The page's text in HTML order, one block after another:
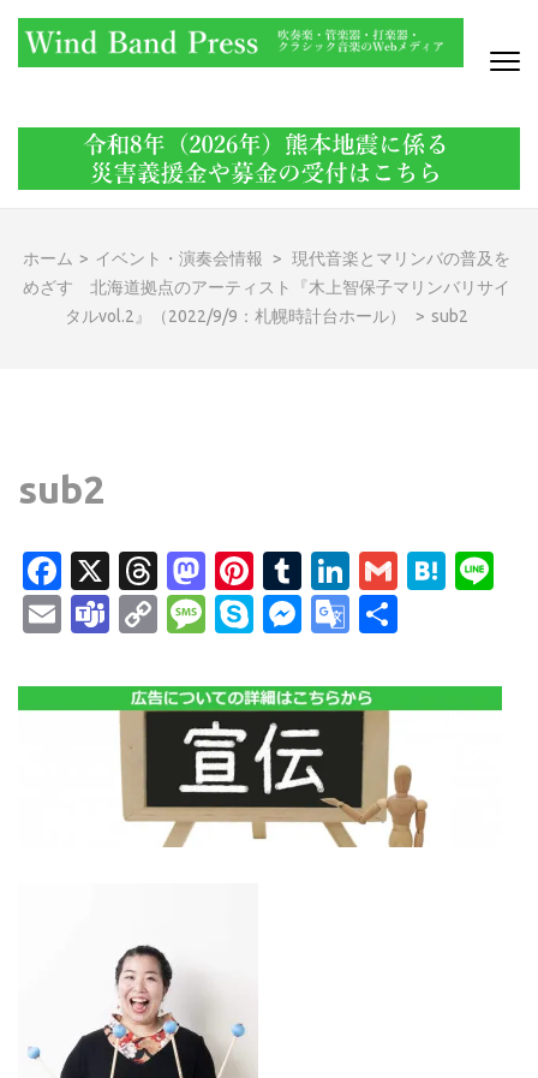
(Enter
ホーム > イベント・演奏会情報 > 現代音楽とマリンバの普及を
めざす 北海道拠点のアーティスト『木上智保子マリンバリサイ
タルvol.2』（2022/9/9：札幌時計台ホール）
> sub2
sub2
Facebook
X Threads
Mastodon
Pinterest
Tumblr
LinkedIn
Gmail
EmailTeams
CopyMessage
SkypeMessenger
Google